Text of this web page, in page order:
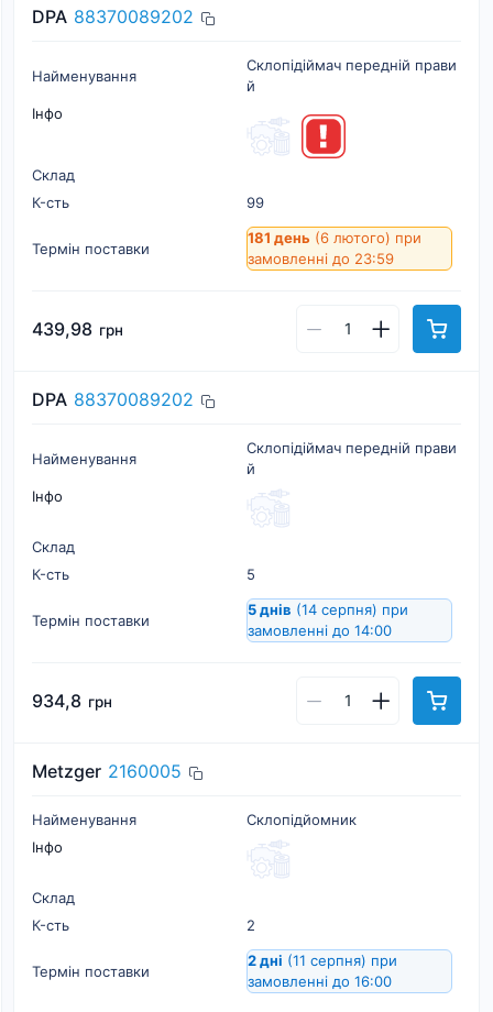
DPA 88370089202
Найменування
Склопідіймач передній прави
й
Інфо
Склад
К-cть
99
Термін поставки
181 день (6 лютого) при
замовленні до 23:59
439,98 грн
DPA 88370089202
Найменування
Склопідіймач передній прави
й
Інфо
Склад
К-cть
5
Термін поставки
5 днів (14 серпня) при
замовленні до 14:00
934,8 грн
Metzger 2160005
Найменування
Склопідйомник
Інфо
Склад
К-cть
2
Термін поставки
2 дні (11 серпня) при
замовленні до 16:00